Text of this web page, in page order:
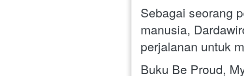
Sebagai seorang
manusia,
perjalanan untuk
Buku Be Proud,